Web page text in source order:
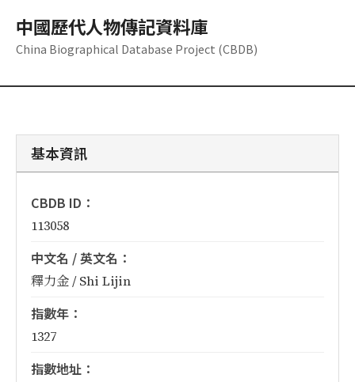
中國歷代人物傳記資料庫
China Biographical Database Project (CBDB)
基本資訊
CBDB ID：
113058
中文名 / 英文名：
釋力金 / Shi Lijin
指數年：
1327
指數地址：